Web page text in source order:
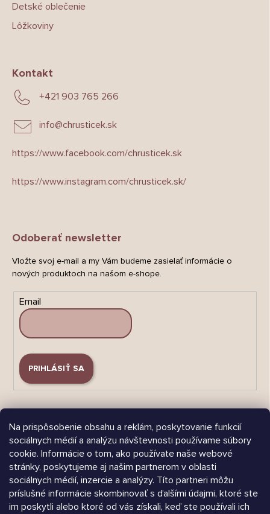
Na prispôsobenie obsahu a reklám, poskytovanie funkcií
sociálnych médií a analýzu návštevnosti používame súbory
cookie. Informácie o tom, ako používate naše webové
stránky, poskytujeme aj našim partnerom v oblasti
sociálnych médií, inzercie a analýzy. Títo partneri môžu
príslušné informácie skombinovať s ďalšími údajmi, ktoré ste
im poskytli alebo ktoré od vás získali, keď ste používali ich
Detské oblečenie
Lôžkoviny
Kontakt
info@chrusticek.sk
+421 903 765 266
https://www.facebook.com/chrusticek.sk
https://www.instagram.com/chrusticek.sk/
Odoberať newsletter
Vložte svoj e-mail a my Vám budeme zasielať informácie o
nových produktoch na našom e-shope.
Email
PRIHLÁSIŤ SA
Árukereső.hu